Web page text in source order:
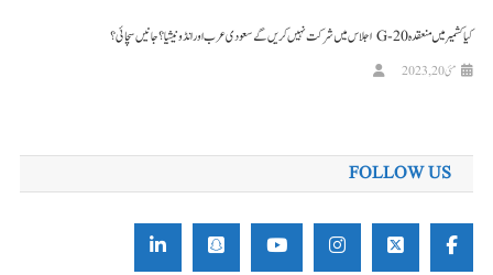
کیا کشمیر میں منعقدہ G-20 اجلاس میں شرکت نہیں کریں گے سعودی عرب اور انڈونیشیا؟ جانیں سچائی؟
مئی 20, 2023
FOLLOW US